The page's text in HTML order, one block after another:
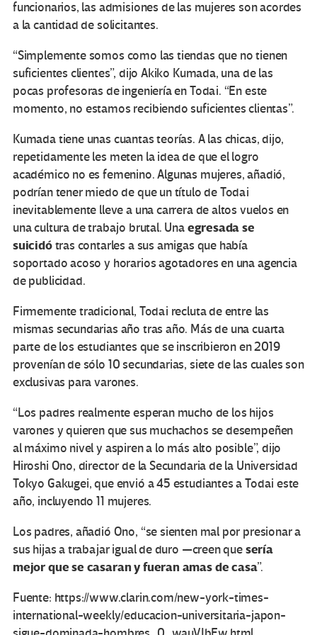
funcionarios, las admisiones de las mujeres son acordes
a la cantidad de solicitantes.
“Simplemente somos como las tiendas que no tienen
suficientes clientes”, dijo Akiko Kumada, una de las
pocas profesoras de ingeniería en Todai. “En este
momento, no estamos recibiendo suficientes clientas”.
Kumada tiene unas cuantas teorías. A las chicas, dijo,
repetidamente les meten la idea de que el logro
académico no es femenino. Algunas mujeres, añadió,
podrían tener miedo de que un título de Todai
inevitablemente lleve a una carrera de altos vuelos en
una cultura de trabajo brutal. Unaegresada se
suicidótras contarles a sus amigas que había
soportado acoso y horarios agotadores en una agencia
de publicidad.
Firmemente tradicional, Todai recluta de entre las
mismas secundarias año tras año. Más de una cuarta
parte de los estudiantes que se inscribieron en 2019
provenían de sólo 10 secundarias, siete de las cuales son
exclusivas para varones.
“Los padres realmente esperan mucho de los hijos
varones y quieren que sus muchachos se desempeñen
al máximo nivel y aspiren a lo más alto posible”, dijo
Hiroshi Ono, director de la Secundaria de la Universidad
Tokyo Gakugei, que envió a 45 estudiantes a Todai este
año, incluyendo 11 mujeres.
Los padres, añadió Ono, “se sienten mal por presionar a
sus hijas a trabajar igual de duro —creen quesería
mejor que se casaran y fueran amas de casa”.
Fuente: https://www.clarin.com/new-york-times-
international-weekly/educacion-universitaria-japon-